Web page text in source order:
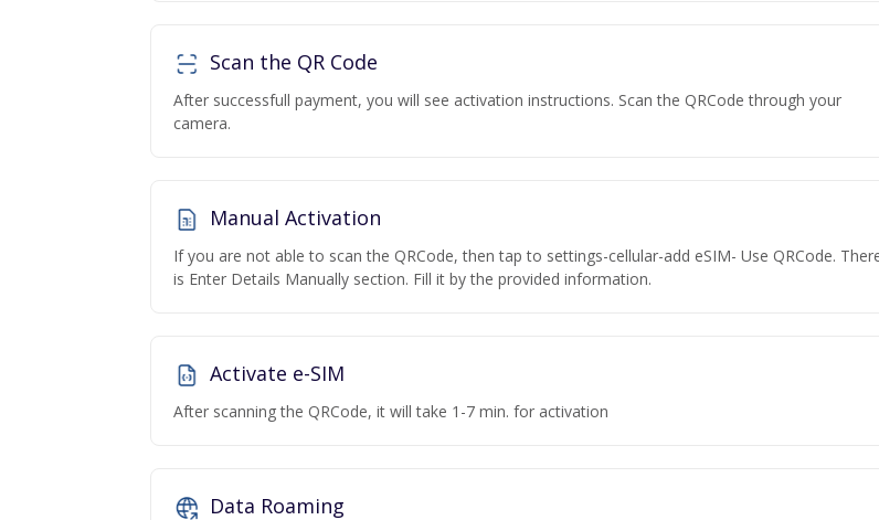
Scan the QR Code
After successfull payment, you will see activation instructions. Scan the QRCode through your
camera.
Manual Activation
If you are not able to scan the QRCode, then tap to settings-cellular-add eSIM- Use QRCode.
is Enter Details Manually section. Fill it by the provided information.
Activate e-SIM
After scanning the QRCode, it will take 1-7 min. for activation
Data Roaming